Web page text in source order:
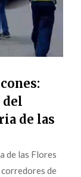
del
de las
de las Flores
de